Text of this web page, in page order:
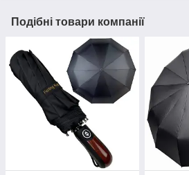
Подібні товари компанії